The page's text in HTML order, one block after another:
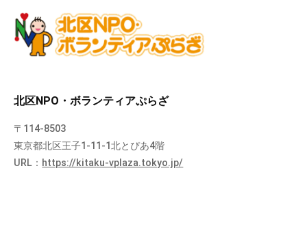
北区NPO・ボランティアぷらざ
〒114-8503
東京都北区王子1-11-1北とぴあ4階
URL： https://kitaku-vplaza.tokyo.jp/